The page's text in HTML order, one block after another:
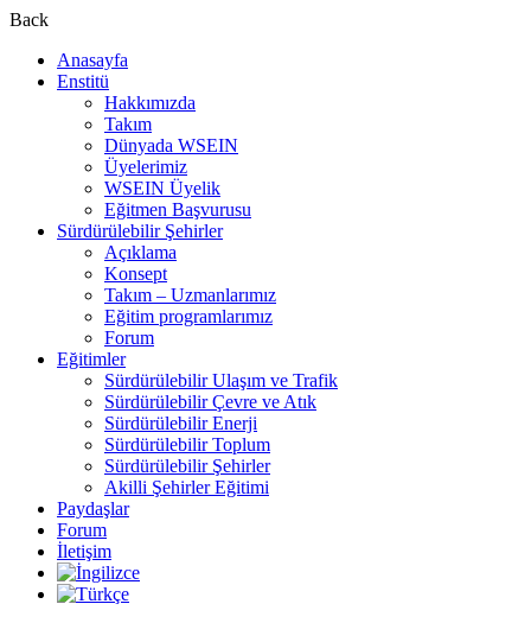
Back
Anasayfa
Enstitü
Hakkımızda
Takım
Dünyada WSEIN
Üyelerimiz
WSEIN Üyelik
Eğitmen Başvurusu
Sürdürülebilir Şehirler
Açıklama
Konsept
Takım – Uzmanlarımız
Eğitim programlarımız
Forum
Eğitimler
Sürdürülebilir Ulaşım ve Trafik
Sürdürülebilir Çevre ve Atık
Sürdürülebilir Enerji
Sürdürülebilir Toplum
Sürdürülebilir Şehirler
Akilli Şehirler Eğitimi
Paydaşlar
Forum
İletişim